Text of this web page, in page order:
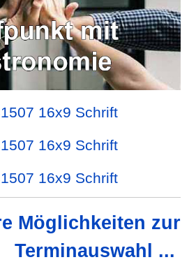
Möglichkeiten zur
Terminauswahl ...